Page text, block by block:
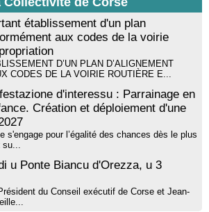
établissement d'un plan
aux codes de la voirie
D’UN PLAN D’ALIGNEMENT
CODES DE LA VOIRIE ROUTIÈRE E...
d'interessu : Parrainage en
Création et déploiement d'une
s'engage pour l’égalité des chances dès le plus
su...
u Ponte Biancu d'Orezza, u 3
du Conseil exécutif de Corse et Jean-